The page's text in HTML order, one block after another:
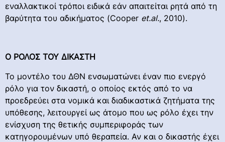
εναλλακτικοί τρόποι ειδικά εάν απαιτείται ρητά από τη
βαρύτητα του αδικήματος (Cooper et.al., 2010).
Ο ΡΟΛΟΣ ΤΟΥ ΔΙΚΑΣΤΗ
Το μοντέλο του ΔΘΝ ενσωματώνει έναν πιο ενεργό
ρόλο για τον δικαστή, ο οποίος εκτός από το να
προεδρεύει στα νομικά και διαδικαστικά ζητήματα της
υπόθεσης, λειτουργεί ως άτομο που ως ρόλο έχει την
ενίσχυση της θετικής συμπεριφοράς των
κατηγορουμένων υπό θεραπεία. Αν και ο δικαστής έχει